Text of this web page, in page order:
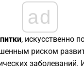
ad
, искусственно
риском
заболеваний.